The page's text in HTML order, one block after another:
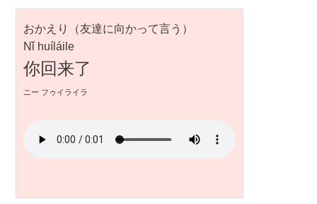
おかえり（友達に向かって言う）
Nǐ huíláile
你回来了
ニー フゥイライラ